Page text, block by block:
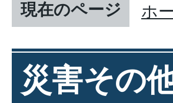
現在のページ
ホ
災害その